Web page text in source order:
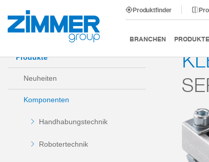
Produktfinder
BRANCHEN PRODUKTE
Start Produkte Komponenten
Produkte
Neuheiten
Komponenten
Handhabungstechnik
Robotertechnik